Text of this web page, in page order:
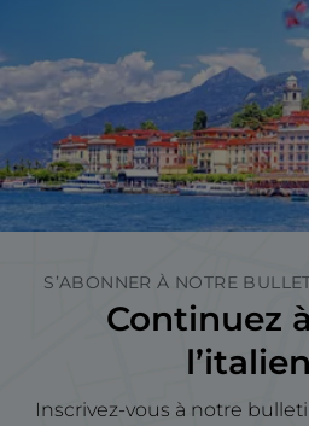
S’ABONNER À NOTRE
Continuez
Inscrivez-vous à notre